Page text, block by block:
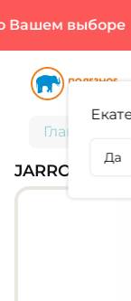
выборе
Главная
JARROW,
Да